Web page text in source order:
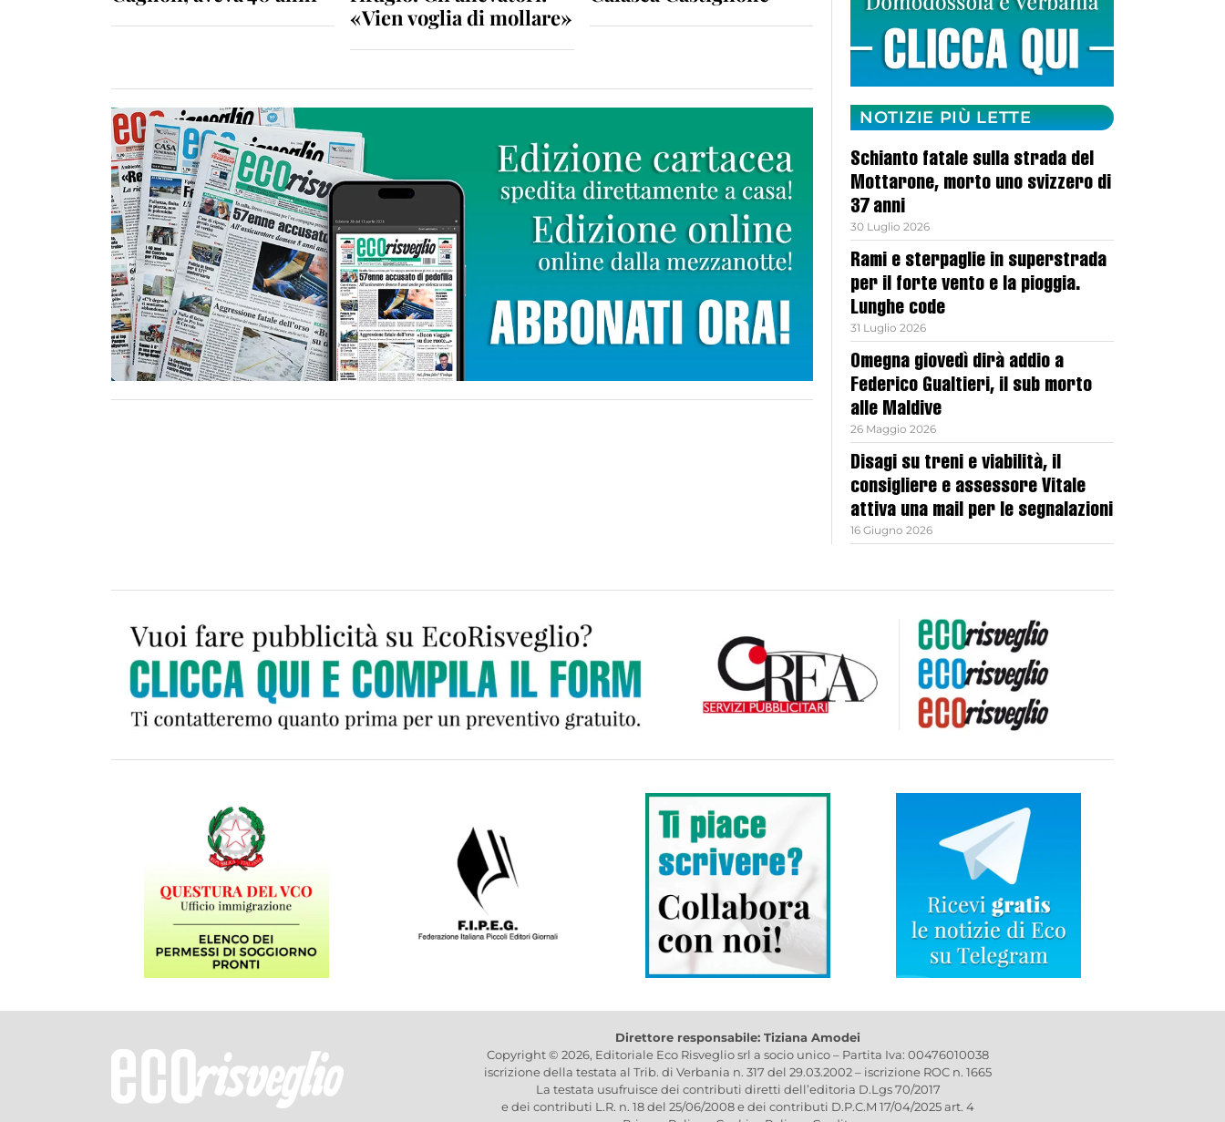
«Vien voglia di mollare»
NOTIZIE PIÙ LETTE
Schianto fatale sulla strada del
Mottarone, morto uno svizzero di
37 anni
30 Luglio 2026
Rami e sterpaglie in superstrada
per il forte vento e la pioggia.
Lunghe code
31 Luglio 2026
Omegna giovedì dirà addio a
Federico Gualtieri, il sub morto
alle Maldive
26 Maggio 2026
Disagi su treni e viabilità, il
consigliere e assessore Vitale
attiva una mail per le segnalazioni
16 Giugno 2026
Direttore responsabile: Tiziana Amodei
Copyright © 2026, Editoriale Eco Risveglio srl a socio unico – Partita Iva: 00476010038
iscrizione della testata al Trib. di Verbania n. 317 del 29.03.2002 – iscrizione ROC n. 1665
La testata usufruisce dei contributi diretti dell’editoria D.Lgs 70/2017
e dei contributi L.R. n. 18 del 25/06/2008 e dei contributi D.P.C.M 17/04/2025 art. 4